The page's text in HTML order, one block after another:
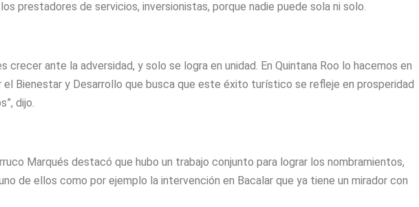
prestadores de servicios, inversionistas, porque nadie puede sola ni solo.
crecer ante la adversidad, y solo se logra en unidad. En Quintana Roo lo hacemos en
el Bienestar y Desarrollo que busca que este éxito turístico se refleje en prosperidad
dijo.
Marqués destacó que hubo un trabajo conjunto para lograr los nombramientos,
de ellos como por ejemplo la intervención en Bacalar que ya tiene un mirador con